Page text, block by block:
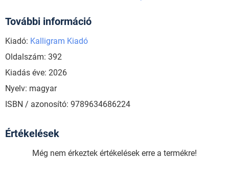
További információ
Kiadó: Kalligram Kiadó
Oldalszám: 392
Kiadás éve: 2026
Nyelv: magyar
ISBN / azonosító: 9789634686224
Értékelések
Még nem érkeztek értékelések erre a termékre!